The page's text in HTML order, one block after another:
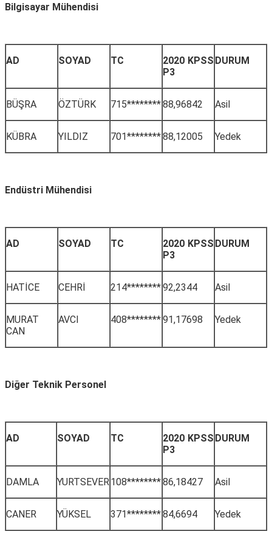
Bilgisayar Mühendisi
AD SOYAD TC
2020 KPSS
P3
DURUM
BÜŞRA ÖZTÜRK 715********88,96842 Asil
KÜBRA YILDIZ 701********88,12005 Yedek
Endüstri Mühendisi
AD SOYAD TC
2020 KPSS
P3
DURUM
HATİCE CEHRİ 214********92,2344 Asil
MURAT
CAN
AVCI 408********91,17698 Yedek
Diğer Teknik Personel
AD SOYAD TC
2020 KPSS
P3
DURUM
DAMLA YURTSEVER 108********86,18427 Asil
CANER YÜKSEL 371********84,6694 Yedek